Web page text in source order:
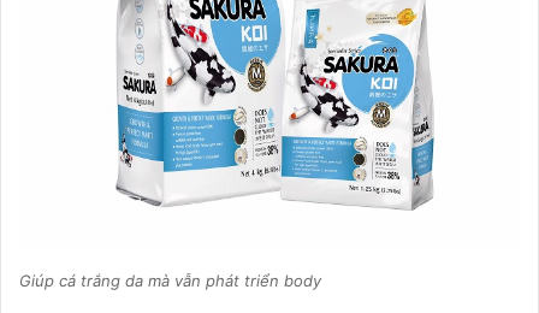
Giúp cá trắng da mà vẫn phát triển body